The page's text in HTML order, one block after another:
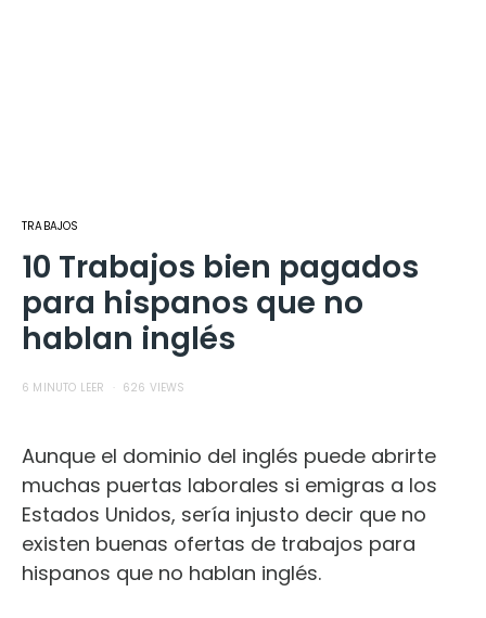
TRABAJOS
10 Trabajos bien pagados
para hispanos que no
hablan inglés
6 MINUTO LEER 626 VIEWS
Aunque el dominio del inglés puede abrirte
muchas puertas laborales si emigras a los
Estados Unidos, sería injusto decir que no
existen buenas ofertas de trabajos para
hispanos que no hablan inglés.